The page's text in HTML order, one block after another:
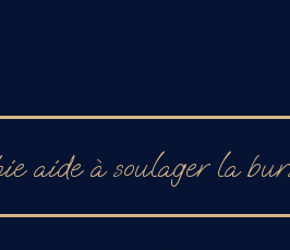
aide à soulager la